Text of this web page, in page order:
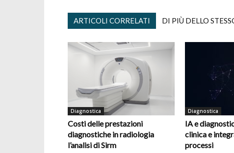
ARTICOLI CORRELATI DI PIÙ DELLO
Diagnostica
Costi delle prestazioni
diagnostiche in radiologia
l’analisi di Sirm
Diagnostica
IA e
clinica e
processi